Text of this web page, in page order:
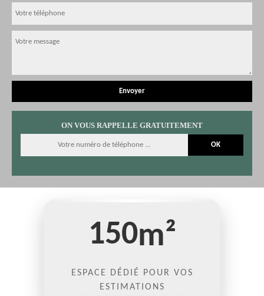
ON VOUS RAPPELLE GRATUITEMENT
150m²
ESPACE DÉDIÉ POUR VOS
ESTIMATIONS